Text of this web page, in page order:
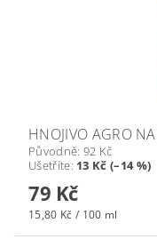
HNOJIVO AGRO
Původně: 92 Kč
Ušetříte: 13 Kč (–14 %)
79 Kč
15,80 Kč / 100 ml